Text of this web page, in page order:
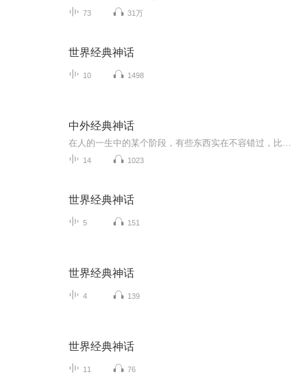
73 31万
世界经典神话
10 1498
中外经典神话
14 1023
世界经典神话
5 151
世界经典神话
4 139
世界经典神话
11 76